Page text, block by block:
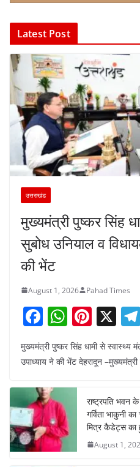
Latest Post
उत्तराखंड
मुख्यमंत्री पुष्कर सिंह
सुबोध उनियाल व
की भेंट
August 1, 2026 Pahad Times
F
a
c
b
o
o
k
W
h
at
A
p
p
Pi
nt
er
e
st
X
मुख्यमंत्री पुष्कर सिंह धामी से स्वास्थ्य
उपाध्याय ने की भेंट देहरादून –मुख्यमंत्री
राष्ट्रपति भवन
गर्विता भाकुनी
मित्र कैडेट्स
August 1,